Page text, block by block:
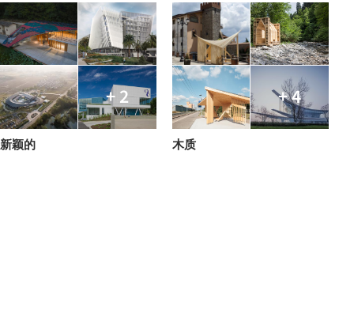
+ 2
新颖的
+ 4
木质